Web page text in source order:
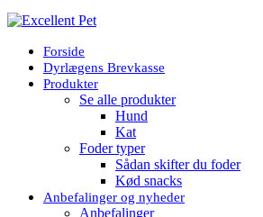
Forside
Dyrlægens Brevkasse
Produkter
Se alle produkter
Hund
Kat
Foder typer
Sådan skifter du foder
Kød snacks
Anbefalinger og nyheder
Anbefalinger